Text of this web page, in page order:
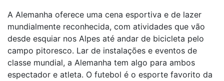
A Alemanha oferece uma cena esportiva e de lazer
mundialmente reconhecida, com atividades que vão
desde esquiar nos Alpes até andar de bicicleta pelo
campo pitoresco. Lar de instalações e eventos de
classe mundial, a Alemanha tem algo para ambos
espectador e atleta. O futebol é o esporte favorito da